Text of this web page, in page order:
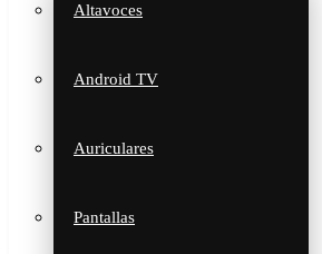
Altavoces
Android TV
Auriculares
Pantallas